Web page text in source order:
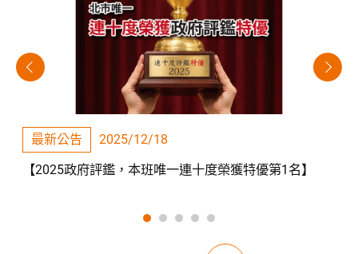
最新公告
2025/12/18
【2025政府評鑑，本班唯一連十度榮獲特優第1名】